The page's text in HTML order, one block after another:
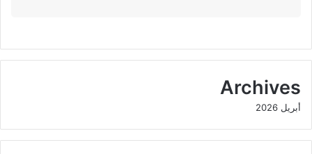
Archives
أبريل 2026